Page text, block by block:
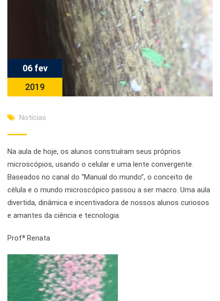
06 fev
2019
Notícias
Na aula de hoje, os alunos construíram seus próprios
microscópios, usando o celular e uma lente convergente.
Baseados no canal do “Manual do mundo”, o conceito de
célula e o mundo microscópico passou a ser macro. Uma aula
divertida, dinâmica e incentivadora de nossos alunos curiosos
e amantes da ciência e tecnologia.
Profª Renata